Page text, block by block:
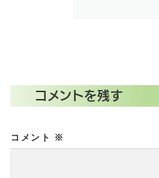
コメントを残す
コメント ※